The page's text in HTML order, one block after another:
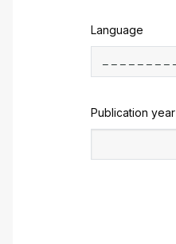
Language
Publication year